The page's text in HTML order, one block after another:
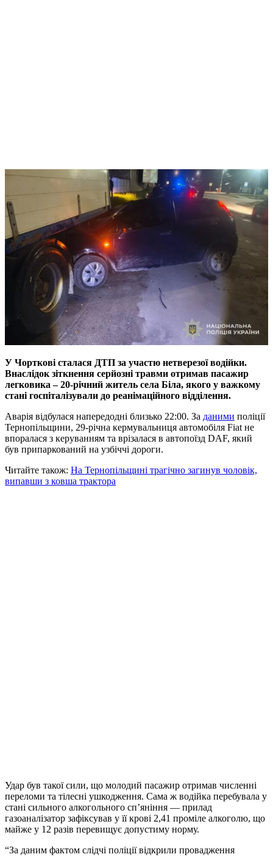
У Чорткові сталася ДТП за участю нетверезої водійки.
Внаслідок зіткнення серйозні травми отримав пасажир
легковика – 20-річний житель села Біла, якого у важкому
стані госпіталізували до реанімаційного відділення.
Аварія відбулася напередодні близько 22:00. За даними поліції
Тернопільщини, 29-річна кермувальниця автомобіля Fiat не
впоралася з керуванням та врізалася в автопоїзд DAF, який
був припаркований на узбіччі дороги.
Читайте також: На Тернопільщині трагічно загинув чоловік,
випавши з ковша трактора
Удар був такої сили, що молодий пасажир отримав численні
переломи та тілесні ушкодження. Сама ж водійка перебувала у
стані сильного алкогольного сп’яніння — прилад
газоаналізатор зафіксував у її крові 2,41 проміле алкоголю, що
майже у 12 разів перевищує допустиму норму.
“За даним фактом слідчі поліції відкрили провадження